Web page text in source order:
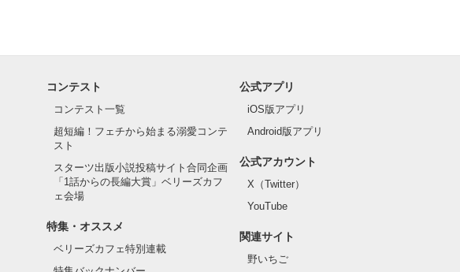
コンテスト
コンテスト一覧
超短編！フェチから始まる溺愛コンテ
スト
スターツ出版小説投稿サイト合同企画
「1話からの長編大賞」ベリーズカフ
ェ会場
特集・オススメ
ベリーズカフェ特別連載
公式アプリ
iOS版アプリ
Android版アプリ
公式アカウント
X（Twitter）
YouTube
関連サイト
野いちご